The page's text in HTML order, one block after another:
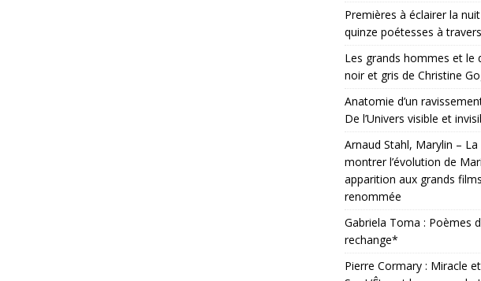
Premières à éclairer la
quinze poétesses à
Les grands hommes et le
noir et gris de Christine
Anatomie d’un
De l’Univers visible et
Arnaud Stahl, Marylin – La
montrer l’évolution de
apparition aux grands
renommée
Gabriela Toma : Poèmes
rechange*
Pierre Cormary : Miracle